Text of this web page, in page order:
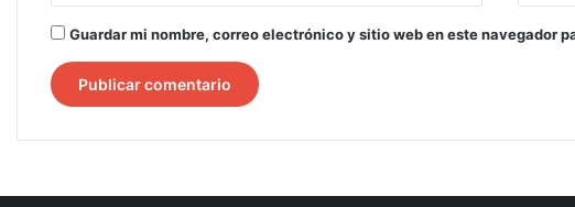
Guardar mi nombre, correo electrónico y sitio web en este navegador